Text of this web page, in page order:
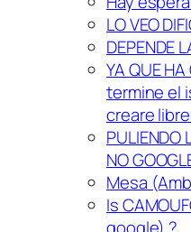
LO VEO
DEPENDE
YA QUE
termine el
creare
PULIENDO
NO
Mesa
Is